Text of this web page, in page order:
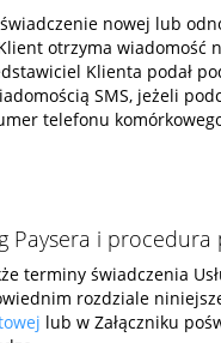
nowej lub
otrzyma wiadomość
Klienta podał
SMS, jeżeli
telefonu
Paysera i procedura
terminy świadczenia
rozdziale
lub w Załączniku